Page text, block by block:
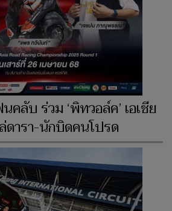
คลับ ร่วม ‘พิทวอล์ค’ เอเชีย
ดารา-นักบิดคนโปรด